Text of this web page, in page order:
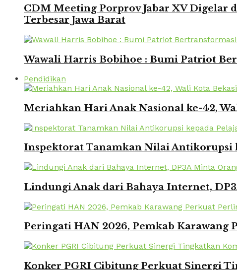
CDM Meeting Porprov Jabar XV Digelar
Terbesar Jawa Barat
Wawali Harris Bobihoe : Bumi Patriot
Pendidikan
Meriahkan Hari Anak Nasional ke-42,
Inspektorat Tanamkan Nilai Antikorupsi
Lindungi Anak dari Bahaya Internet,
Peringati HAN 2026, Pemkab
Konker PGRI Cibitung Perkuat Sinergi